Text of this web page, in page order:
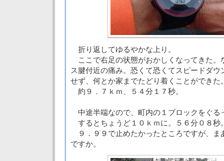
折り返してゆるやかな上り。
ここで右足の状態がおかしくなってきた。
ス腱付近の痛み。恐くて恐くてスピードダ
せず、何とか家までたどり着くことができた
約９．７ｋｍ、５４分１７秒。
中途半端なので、町内の１ブロックをぐる
するとちょうど１０ｋｍに。５６分０８秒
９．９９で止めたかったところですが、ま
ですか。